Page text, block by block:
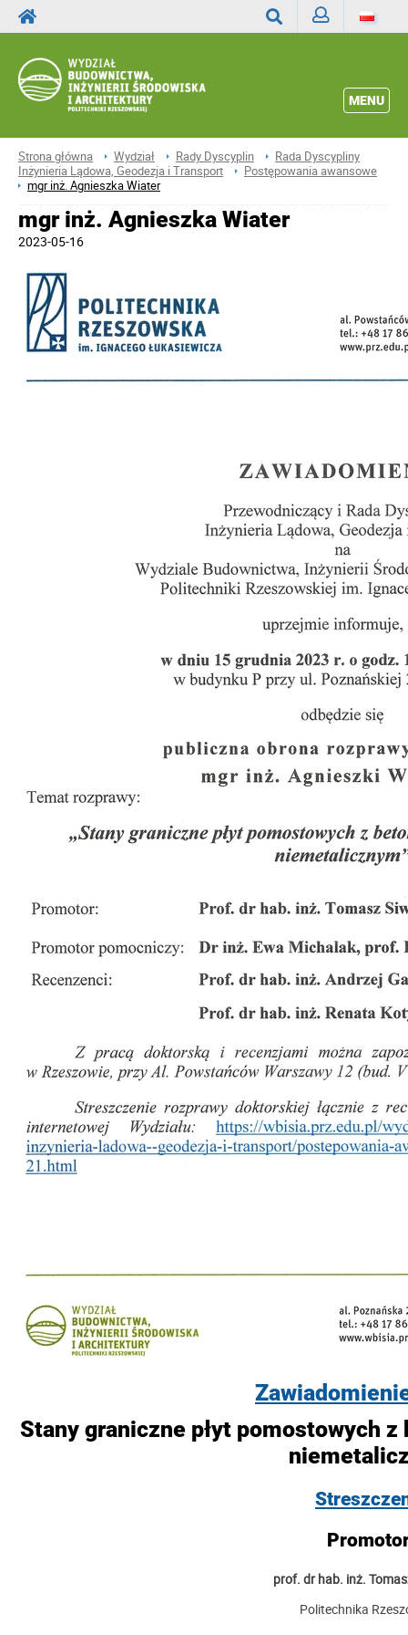
MENU
Strona główna Wydział Rady Dyscyplin
Rada Dyscypliny
Inżynieria Lądowa, Geodezja i Transport
Postępowania awansowe
mgr inż. Agnieszka Wiater
mgr inż. Agnieszka Wiater
2023-05-16
Stany graniczne płyt pomostowych
prof. dr hab. inż.
Politechnika